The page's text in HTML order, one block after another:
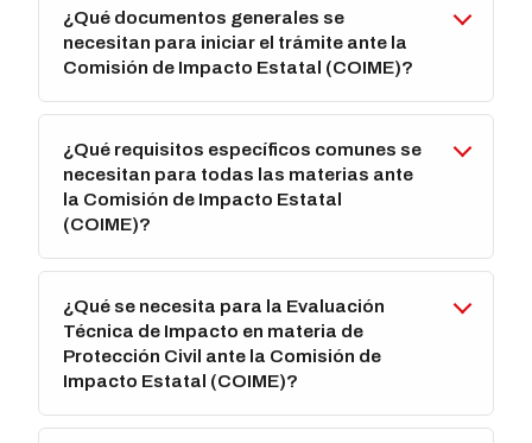
¿Qué documentos generales se
necesitan para iniciar el trámite ante la
Comisión de Impacto Estatal (COIME)?
¿Qué requisitos específicos comunes se
necesitan para todas las materias ante
la Comisión de Impacto Estatal
(COIME)?
¿Qué se necesita para la Evaluación
Técnica de Impacto en materia de
Protección Civil ante la Comisión de
Impacto Estatal (COIME)?